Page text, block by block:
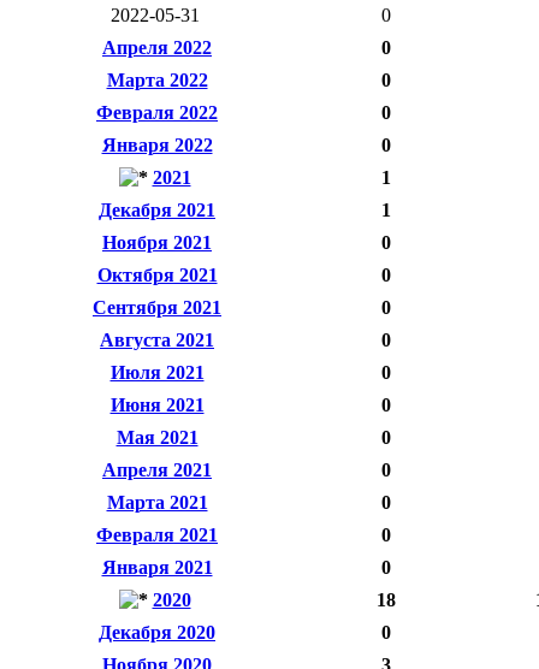
2022-05-31
0
Апреля 2022
0
Марта 2022
0
Февраля 2022
0
Января 2022
0
2021
1
Декабря 2021
1
Ноября 2021
0
Октября 2021
0
Сентября 2021
0
Августа 2021
0
Июля 2021
0
Июня 2021
0
Мая 2021
0
Апреля 2021
0
Марта 2021
0
Февраля 2021
0
Января 2021
0
2020
18
Декабря 2020
0
Ноября 2020
3